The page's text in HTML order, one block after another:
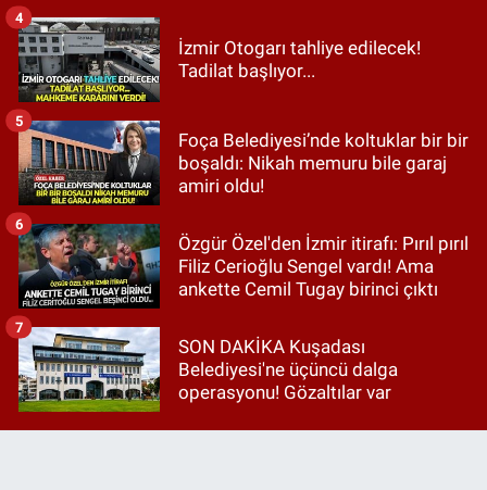
İzmir Otogarı tahliye edilecek!
Tadilat başlıyor...
4
Foça Belediyesi’nde koltuklar bir bir
boşaldı: Nikah memuru bile garaj
amiri oldu!
5
Özgür Özel'den İzmir itirafı: Pırıl pırıl
Filiz Cerioğlu Sengel vardı! Ama
ankette Cemil Tugay birinci çıktı
6
SON DAKİKA Kuşadası
Belediyesi'ne üçüncü dalga
operasyonu! Gözaltılar var
7